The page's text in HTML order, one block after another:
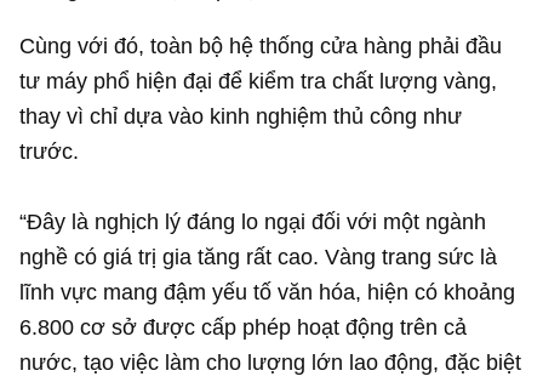
Cùng với đó, toàn bộ hệ thống cửa hàng phải đầu
tư máy phổ hiện đại để kiểm tra chất lượng vàng,
thay vì chỉ dựa vào kinh nghiệm thủ công như
trước.
“Đây là nghịch lý đáng lo ngại đối với một ngành
nghề có giá trị gia tăng rất cao. Vàng trang sức là
lĩnh vực mang đậm yếu tố văn hóa, hiện có khoảng
6.800 cơ sở được cấp phép hoạt động trên cả
nước, tạo việc làm cho lượng lớn lao động, đặc biệt